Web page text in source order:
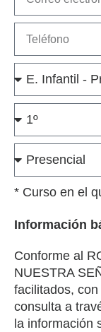
* Curso en el
Información
Conforme al
NUESTRA
facilitados,
consulta a
la información